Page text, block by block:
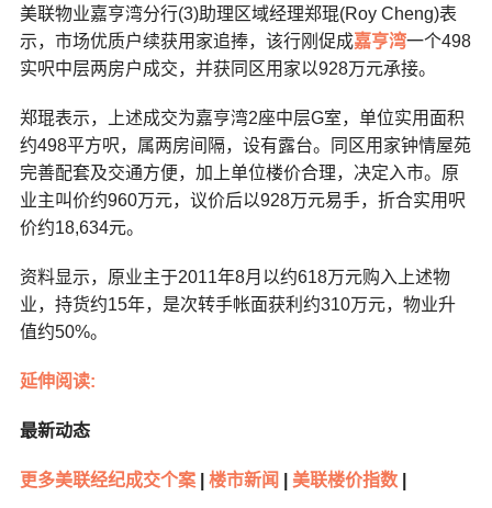
美联物业嘉亨湾分行(3)助理区域经理郑琨(Roy Cheng)表
示，市场优质户续获用家追捧，该行刚促成嘉亨湾一个498
实呎中层两房户成交，并获同区用家以928万元承接。
郑琨表示，上述成交为嘉亨湾2座中层G室，单位实用面积
约498平方呎，属两房间隔，设有露台。同区用家钟情屋苑
完善配套及交通方便，加上单位楼价合理，决定入市。原
业主叫价约960万元，议价后以928万元易手，折合实用呎
价约18,634元。
资料显示，原业主于2011年8月以约618万元购入上述物
业，持货约15年，是次转手帐面获利约310万元，物业升
值约50%。
延伸阅读:
最新动态
更多美联经纪成交个案| 楼市新闻 美联楼价指数|